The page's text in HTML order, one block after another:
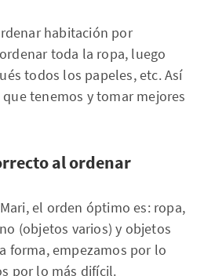
habitación por
toda la ropa, luego
todos los papeles, etc. Así
tenemos y tomar mejores
al ordenar
el orden óptimo es: ropa,
(objetos varios) y objetos
forma, empezamos por lo
por lo más difícil.